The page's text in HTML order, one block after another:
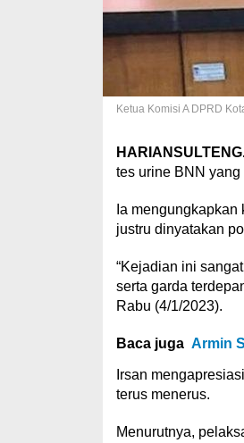
Ketua Komisi A DPRD
tes urine BNN
Ia
justru dinyatakan
“Kejadian ini
serta garda
Rabu (4/1/2023).
Baca juga Armin
Irsan
terus menerus.
Menurutnya,